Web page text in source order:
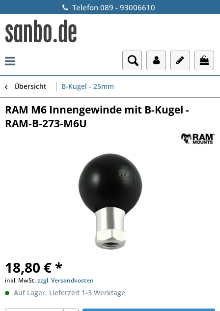
Telefon 089 - 93006610
Übersicht B-Kugel - 25mm
RAM M6 Innengewinde mit B-Kugel -
RAM-B-273-M6U
18,80 € *
inkl. MwSt.zzgl. Versandkosten
Auf Lager. Lieferzeit 1-3 Werktage